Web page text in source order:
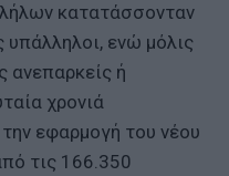
κατατάσσονταν
υπάλληλοι, ενώ μόλις
ανεπαρκείς ή
χρονιά
εφαρμογή του νέου
τις 166.350